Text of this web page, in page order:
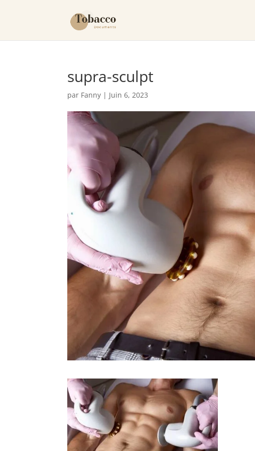
supra-sculpt
par Fanny | Juin 6, 2023